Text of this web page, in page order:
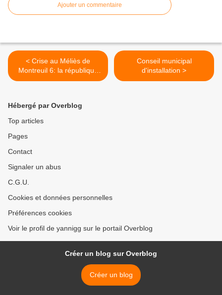
Ajouter un commentaire
< Crise au Méliès de
Montreuil 6: la république
démocratique du Méliès
Conseil municipal
d'installation >
Hébergé par Overblog
Top articles
Pages
Contact
Signaler un abus
C.G.U.
Cookies et données personnelles
Préférences cookies
Voir le profil de yannigg sur le portail Overblog
Créer un blog sur Overblog
Créer un blog